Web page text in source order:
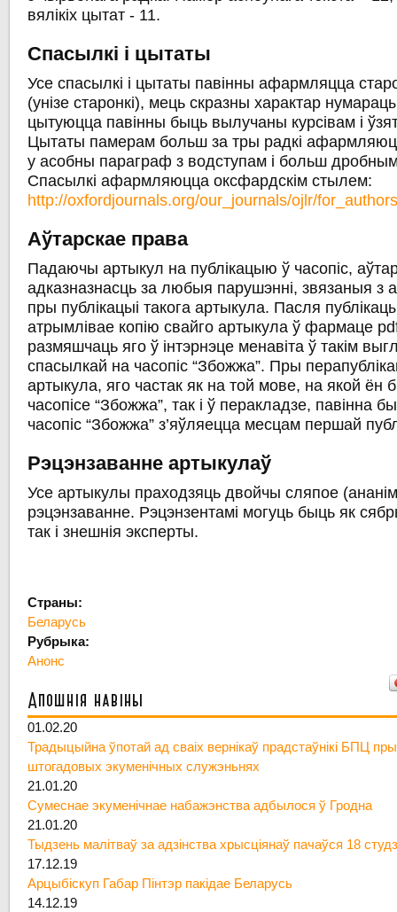
вялікіх цытат - 11.
Спасылкі і цытаты
Усе спасылкі і цытаты павінны афармляцца
(унізе старонкі), мець скразны характар
цытуюцца павінны быць вылучаны курсівам і
Цытаты памерам больш за тры радкі
у асобны параграф з водступам і больш
Спасылкі афармляюцца оксфардскім стылем:
http://oxfordjournals.org/our_journals/ojlr/
Аўтарскае права
Падаючы артыкул на публікацыю ў часопіс,
адказназнасць за любыя парушэнні, звязаныя з
пры публікацыі такога артыкула. Пасля
атрымлівае копію свайго артыкула ў фармаце
размяшчаць яго ў інтэрнэце менавіта ў такім
спасылкай на часопіс “Збожжа”. Пры
артыкула, яго частак як на той мове, на якой ён
часопісе “Збожжа”, так і ў перакладзе, павінна
часопіс “Збожжа” з’яўляецца месцам першай
Рэцэнзаванне артыкулаў
Усе артыкулы праходзяць двойчы сляпое
рэцэнзаванне. Рэцэнзентамі могуць быць як
так і знешнія эксперты.
Страны:
Беларусь
Рубрыка:
Анонс
Апошнія навіны
01.02.20
Традыцыйна ўпотай ад сваіх вернікаў прадстаўнікі БПЦ
штогадовых экуменічных служэньнях
21.01.20
Сумеснае экуменічнае набажэнства адбылося ў Гродна
21.01.20
Тыдзень малітваў за адзінства хрысціянаў пачаўся 18
17.12.19
Арцыбіскуп Габар Пінтэр пакідае Беларусь
14.12.19